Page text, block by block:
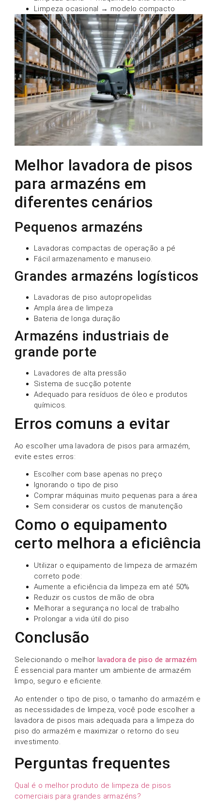
Limpeza ocasional → modelo compacto
Melhor lavadora de pisos
para armazéns em
diferentes cenários
Pequenos armazéns
Lavadoras compactas de operação a pé
Fácil armazenamento e manuseio.
Grandes armazéns logísticos
Lavadoras de piso autopropelidas
Ampla área de limpeza
Bateria de longa duração
Armazéns industriais de
grande porte
Lavadores de alta pressão
Sistema de sucção potente
Adequado para resíduos de óleo e produtos
químicos.
Erros comuns a evitar
Ao escolher uma lavadora de pisos para armazém,
evite estes erros:
Escolher com base apenas no preço
Ignorando o tipo de piso
Comprar máquinas muito pequenas para a área
Sem considerar os custos de manutenção
Como o equipamento
certo melhora a eficiência
Utilizar o equipamento de limpeza de armazém
correto pode:
Aumente a eficiência da limpeza em até 50%
Reduzir os custos de mão de obra
Melhorar a segurança no local de trabalho
Prolongar a vida útil do piso
Conclusão
Selecionando o melhor lavadora de piso de armazém
É essencial para manter um ambiente de armazém
limpo, seguro e eficiente.
Ao entender o tipo de piso, o tamanho do armazém e
as necessidades de limpeza, você pode escolher a
lavadora de pisos mais adequada para a limpeza do
piso do armazém e maximizar o retorno do seu
investimento.
Perguntas frequentes
Qual é o melhor produto de limpeza de pisos
comerciais para grandes armazéns?